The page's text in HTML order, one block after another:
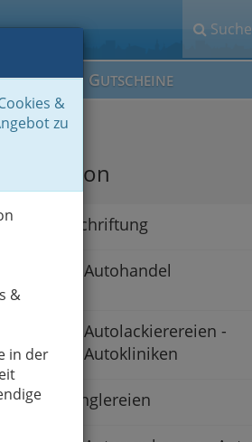
Suche
MEIN IG GUTSCHEINE
&
zu
&
in der
Navigation
Autobeschriftung
Autohandel
Autolackierereien -
Autokliniken
Autospenglereien